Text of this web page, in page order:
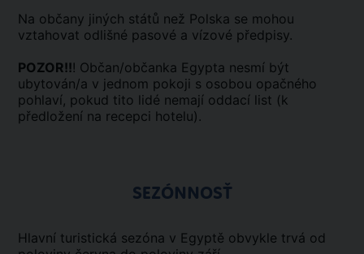
Na občany jiných států než Polska se mohou
vztahovat odlišné pasové a vízové předpisy.
POZOR!!! Občan/občanka Egypta nesmí být
ubytován/a v jednom pokoji s osobou opačného
pohlaví, pokud tito lidé nemají oddací list (k
předložení na recepci hotelu).
SEZÓNNOSŤ
Hlavní turistická sezóna v Egyptě obvykle trvá od